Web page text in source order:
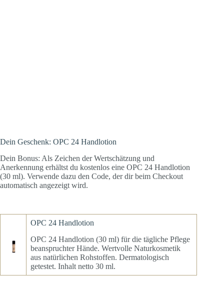
Dein Geschenk: OPC 24 Handlotion
Dein Bonus: Als Zeichen der Wertschätzung und
Anerkennung erhältst du kostenlos eine OPC 24 Handlotion
(30 ml). Verwende dazu den Code, der dir beim Checkout
automatisch angezeigt wird.
OPC 24 Handlotion
OPC 24 Handlotion (30 ml) für die tägliche Pflege
beanspruchter Hände. Wertvolle Naturkosmetik
aus natürlichen Rohstoffen. Dermatologisch
getestet. Inhalt netto 30 ml.